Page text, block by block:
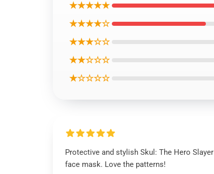
★★★★★
★★★★☆
★★★☆☆
★★☆☆☆
★☆☆☆☆
Protective and stylish Skul: The Hero Slayer
face mask. Love the patterns!